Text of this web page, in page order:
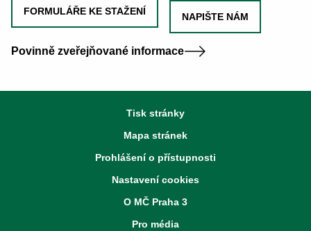
FORMULÁŘE KE STAŽENÍ NAPIŠTE NÁM
Povinně zveřejňované informace
Tisk stránky
Mapa stránek
Prohlášení o přístupnosti
Nastavení cookies
O MČ Praha 3
Pro média